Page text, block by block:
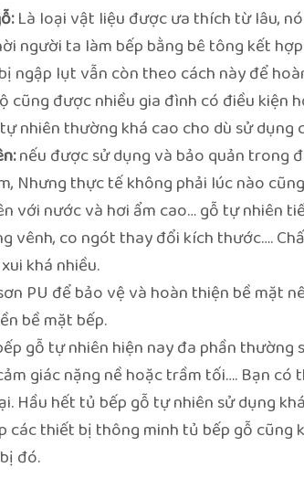
Là loại vật liệu được ưa thích từ lâu,
người ta làm bếp bằng bê tông kết
ngập lụt vẫn còn theo cách này để
được nhiều gia đình có điều kiện
nhiên thường khá cao cho dù sử
nếu được sử dụng và bảo quản trong
Nhưng thực tế không phải lúc nào
với nước và hơi ẩm cao… gỗ tự nhiên
vênh, co ngót thay đổi kích thước….
khá nhiều.
PU để bảo vệ và hoàn thiện bề mặt
bề mặt bếp.
gỗ tự nhiên hiện nay đa phần thường
giác nặng nề hoặc trầm tối…. Bạn có
Hầu hết tủ bếp gỗ tự nhiên sử dụng
thiết bị thông minh tủ bếp gỗ cũng
đó.